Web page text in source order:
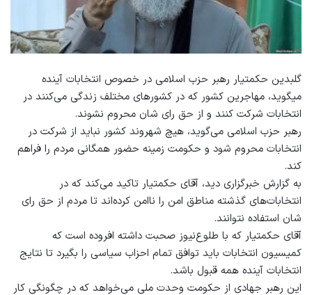
گلبدین حکمتیار رهبر حزب اسلامی در خصوص انتخابات آینده
می‏گوید، مهاجرین کشور که در کشور‏‌های مختلف زندگی‏ می‌کنند در
انتخابات شرکت کنند و از حق رای شان محروم نشوند.
رهبر حزب اسلامی می‏‌گوید، هیچ شهروند کشور نباید از شرکت در
انتخابات محروم شود و حکومت زمینه حضور همگانی مردم را فراهم
کند.
به گزارش خبرگزاری دید، آقای حکمتیار تاکید می‌‏کند که در
انتخابات‌های گذشته مناطق امن را ناامن کرده‌اند تا مردم از حق رای
شان استفاده نتوانند.
آقای حکمتیار که با طلوع‌نیوز صحبت داشته افروده است که
کمیسیون انتخابات باید توافق تمام احزاب سیاسی را بگیرد تا نتایج
انتخابات آینده همه قبول باشد.
این رهبر جهادی از حکومت وحدت ملی می‏‌خواهد که در چگونگی کار